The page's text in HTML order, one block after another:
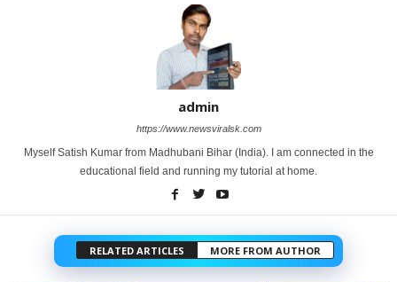
admin
https://www.newsviralsk.com
Myself Satish Kumar from Madhubani Bihar (India). I am connected in the
educational field and running my tutorial at home.
RELATED ARTICLES MORE FROM AUTHOR